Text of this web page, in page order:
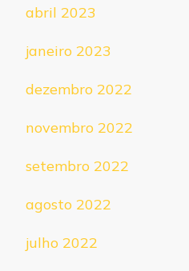
abril 2023
janeiro 2023
dezembro 2022
novembro 2022
setembro 2022
agosto 2022
julho 2022